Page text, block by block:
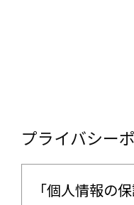
プライバシー
「個人情報の